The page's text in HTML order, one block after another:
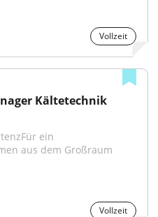
Vollzeit
Kältetechnik
ein
aus dem Großraum
Vollzeit